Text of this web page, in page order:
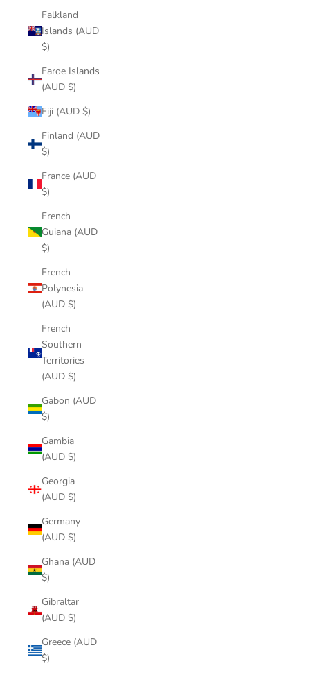
Falkland
Islands (AUD
$)
Faroe Islands
(AUD $)
Fiji (AUD $)
Finland (AUD
$)
France (AUD
$)
French
Guiana (AUD
$)
French
Polynesia
(AUD $)
French
Southern
Territories
(AUD $)
Gabon (AUD
$)
Gambia
(AUD $)
Georgia
(AUD $)
Germany
(AUD $)
Ghana (AUD
$)
Gibraltar
(AUD $)
Greece (AUD
$)